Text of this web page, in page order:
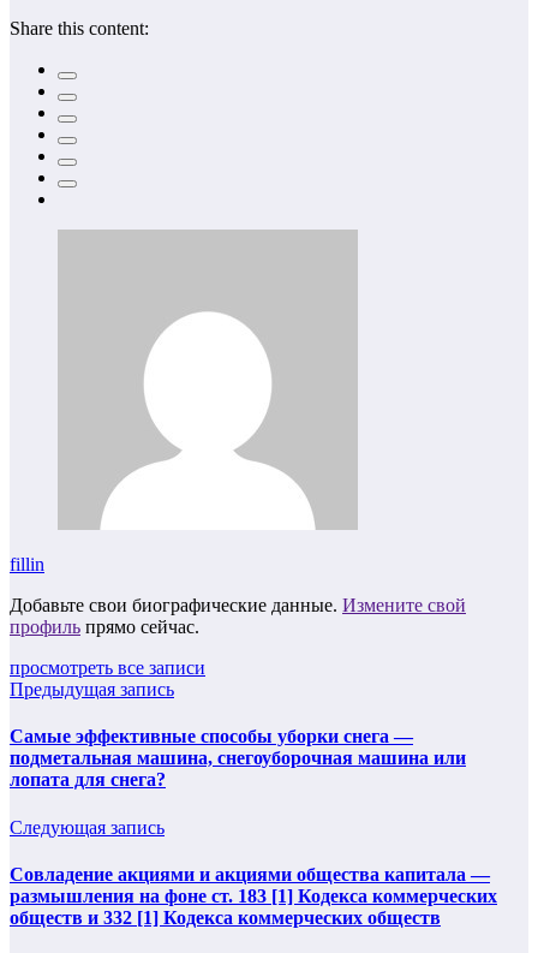
Share this content:
fillin
Добавьте свои биографические данные. Измените свой
профиль прямо сейчас.
просмотреть все записи
Предыдущая запись
Самые эффективные способы уборки снега —
подметальная машина, снегоуборочная машина или
лопата для снега?
Следующая запись
Совладение акциями и акциями общества капитала —
размышления на фоне ст. 183 [1] Кодекса коммерческих
обществ и 332 [1] Кодекса коммерческих обществ